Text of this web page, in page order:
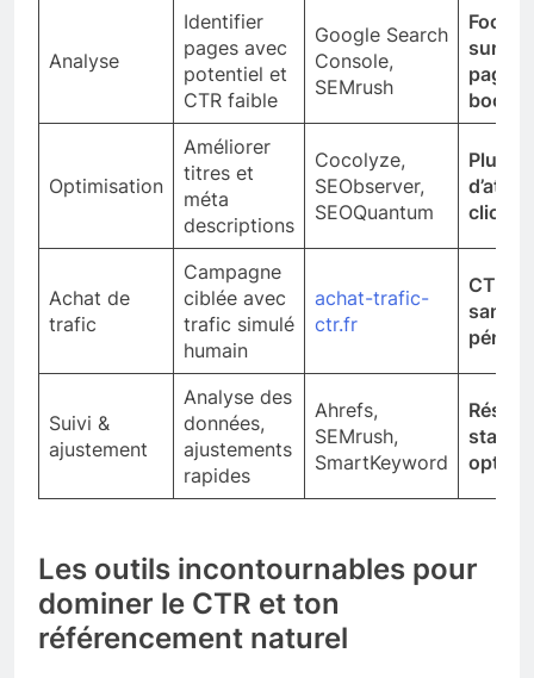
Analyse
Identifier
pages avec
potentiel et
CTR faible
Google Search
Console,
SEMrush
sur les
pages
Optimisation
Améliorer
titres et
méta
descriptions
Cocolyze,
SEObserver,
SEOQuantum
Plus
clics
Achat de
trafic
Campagne
ciblée avec
trafic simulé
humain
achat-trafic-
ctr.fr
CTR
sans
Suivi &
ajustement
Analyse des
données,
ajustements
rapides
Ahrefs,
SEMrush,
SmartKeyword
Les outils incontournables pour
dominer le CTR et ton
référencement naturel